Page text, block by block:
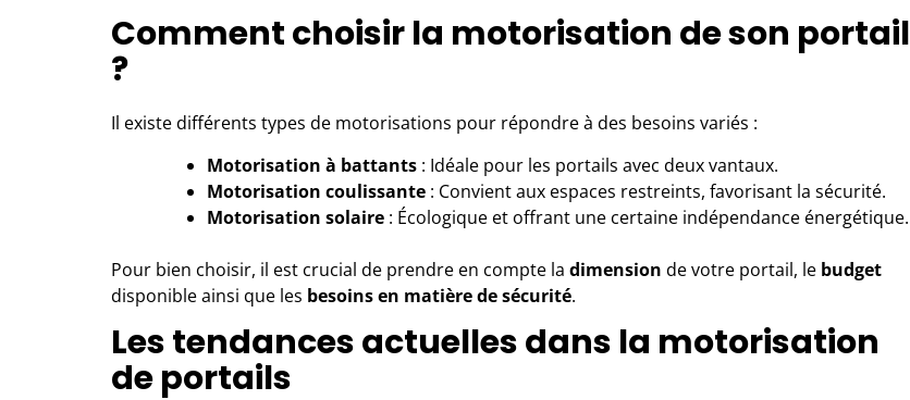
Comment choisir la motorisation de son portail
?
Il existe différents types de motorisations pour répondre à des besoins variés :
Motorisation à battants : Idéale pour les portails avec deux vantaux.
Motorisation coulissante : Convient aux espaces restreints, favorisant la sécurité.
Motorisation solaire : Écologique et offrant une certaine indépendance énergétique.
Pour bien choisir, il est crucial de prendre en compte la dimension de votre portail, le budget
disponible ainsi que les besoins en matière de sécurité.
Les tendances actuelles dans la motorisation
de portails